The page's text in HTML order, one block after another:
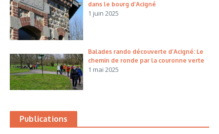
dans le bourg d’Acigné
1 juin 2025
Balades rando découverte d’Acigné: Le
chemin de ronde par la couronne verte
1 mai 2025
Publications